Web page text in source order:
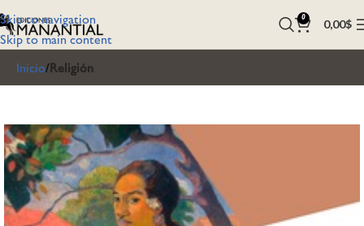
Skip to navigation
Skip to main content
0 0,00$
Inicio Religión